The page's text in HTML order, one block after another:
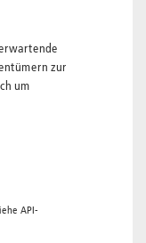
zur
um
API-